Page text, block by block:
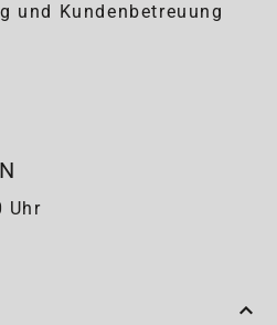
und Kundenbetreuung
Uhr